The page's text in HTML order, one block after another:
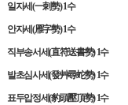
일자세(一刺勢) 1수
안자세(雁字勢) 1수
직부송서세(直符送書勢) 1수
발초심사세(發艸尋蛇勢) 1수
표두압정세(豹頭壓頂勢) 1수